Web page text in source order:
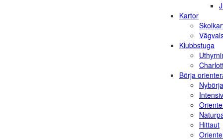
Kartor
Klubbstuga
Börja
Hittaut